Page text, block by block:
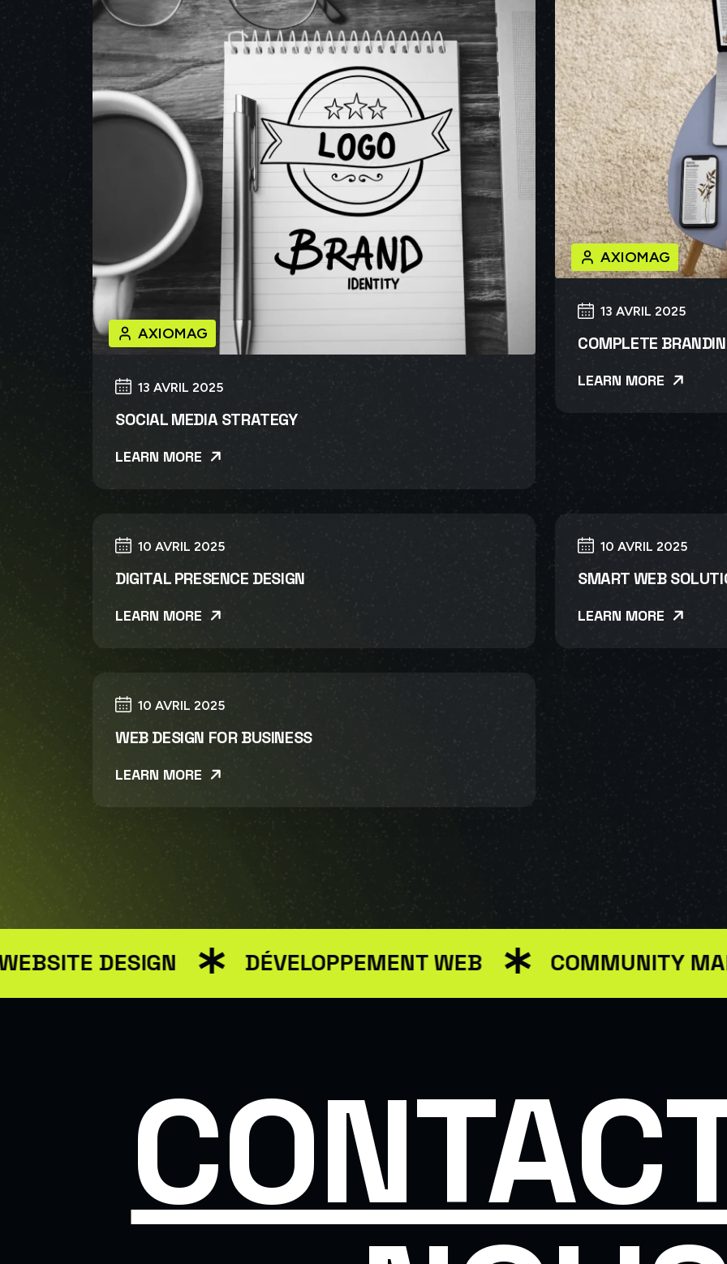
13 AVRIL 2025
AXIOMAG
SOCIAL MEDIA STRATEGY
LEARN MORE
13 AVRIL 2025
AXIOMAG
COMPLETE
LEARN MORE
10 AVRIL 2025
DIGITAL PRESENCE DESIGN
LEARN MORE
10 AVRIL 2025
SMART WEB
LEARN MORE
10 AVRIL 2025
WEB DESIGN FOR BUSINESS
LEARN MORE
DESIGN DÉVELOPPEMENT WEB COMMUNITY